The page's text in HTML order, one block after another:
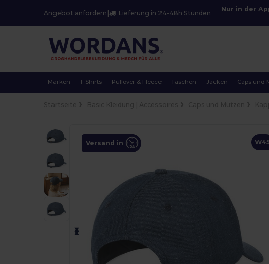
Angebot anfordern Lieferung in 24-48h Stunden
Nur in der
Marken T-Shirts Pullover & Fleece Taschen Jacken Caps und
Versand in